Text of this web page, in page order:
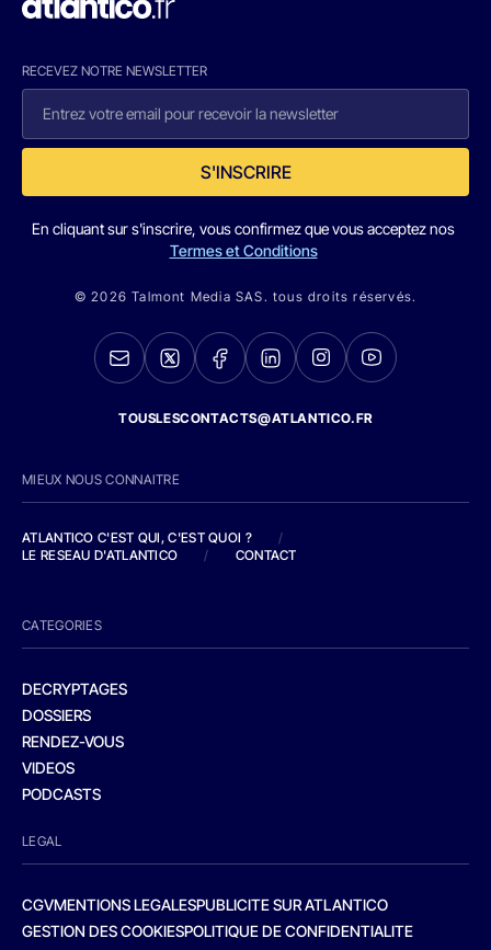
RECEVEZ NOTRE NEWSLETTER
S'INSCRIRE
En cliquant sur s'inscrire, vous confirmez que vous acceptez nos
Termes et Conditions
© 2026 Talmont Media SAS. tous droits réservés.
TOUSLESCONTACTS@ATLANTICO.FR
MIEUX NOUS CONNAITRE
ATLANTICO C'EST QUI, C'EST QUOI ?
/
LE RESEAU D'ATLANTICO
/ CONTACT
CATEGORIES
DECRYPTAGES
DOSSIERS
RENDEZ-VOUS
VIDEOS
PODCASTS
LEGAL
CGVMENTIONS LEGALESPUBLICITE SUR ATLANTICO
GESTION DES COOKIESPOLITIQUE DE CONFIDENTIALITE